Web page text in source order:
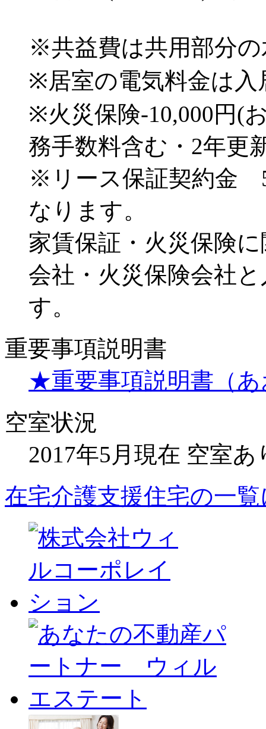
※共益費は共用部分
※居室の電気料金は入
※火災保険-10,000円(
務手数料含む・2年更
※リース保証契約金
なります。
家賃保証・火災保険
会社・火災保険会社
す。
重要事項説明書
★重要事項説明書（あ
空室状況
2017年5月現在 空室あ
在宅介護支援住宅の一